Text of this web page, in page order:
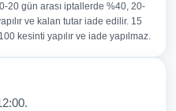
20 gün arası iptallerde %40, 20-
ve kalan tutar iade edilir. 15
kesinti yapılır ve iade yapılmaz.